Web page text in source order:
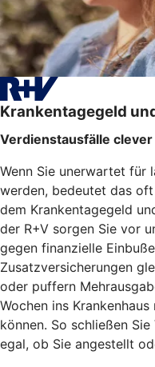
Krankentagegeld
Verdienstausfälle
Wenn Sie unerwartet für
werden, bedeutet das
dem Krankentagegeld
der R+V sorgen Sie vor
gegen finanzielle
Zusatzversicherungen
oder puffern
Wochen ins
können. So schließen
egal, ob Sie angestellt